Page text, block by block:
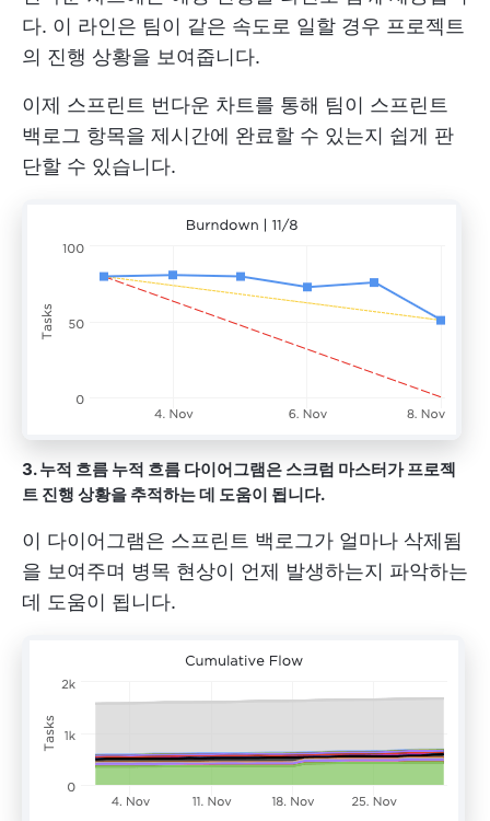
다. 이 라인은 팀이 같은 속도로 일할 경우 프로젝트
의 진행 상황을 보여줍니다.
이제 스프린트 번다운 차트를 통해 팀이 스프린트
백로그 항목을 제시간에 완료할 수 있는지 쉽게 판
단할 수 있습니다.
3. 누적 흐름 누적 흐름 다이어그램은 스크럼 마스터가 프로젝
트 진행 상황을 추적하는 데 도움이 됩니다.
이 다이어그램은 스프린트 백로그가 얼마나 삭제됨
을 보여주며 병목 현상이 언제 발생하는지 파악하는
데 도움이 됩니다.